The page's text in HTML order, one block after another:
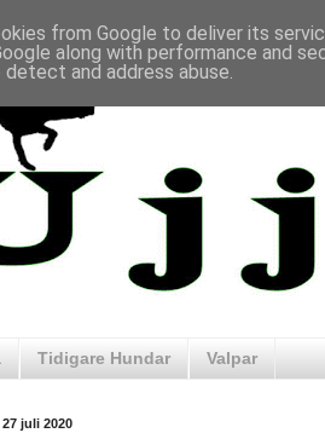
Tidigare Hundar Valpar
juli 2020
from Google to deliver its
along with performance and
and address abuse.